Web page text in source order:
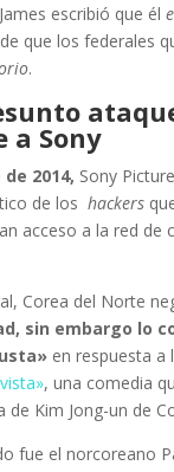
escribió que él
que los federales
.
a Sony
2014, Sony
de los hackers
acceso a la red de
Corea del Norte
sin embargo lo
en respuesta a
, una comedia
de Kim Jong-un de
fue el norcoreano